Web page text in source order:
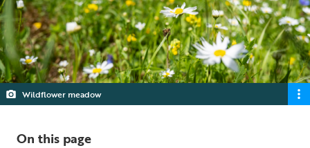
Wildflower meadow
On this page